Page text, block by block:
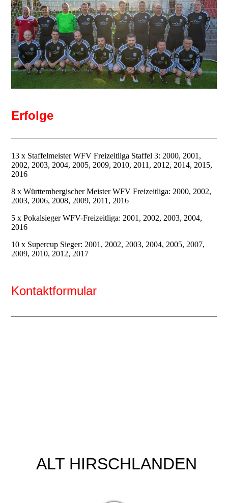
Erfolge
13 x Staffelmeister WFV Freizeitliga Staffel 3: 2000, 2001,
2002, 2003, 2004, 2005, 2009, 2010, 2011, 2012, 2014, 2015,
2016
8 x Württembergischer Meister WFV Freizeitliga: 2000, 2002,
2003, 2006, 2008, 2009, 2011, 2016
5 x Pokalsieger WFV-Freizeitliga: 2001, 2002, 2003, 2004,
2016
10 x Supercup Sieger: 2001, 2002, 2003, 2004, 2005, 2007,
2009, 2010, 2012, 2017
Kontaktformular
ALT HIRSCHLANDEN